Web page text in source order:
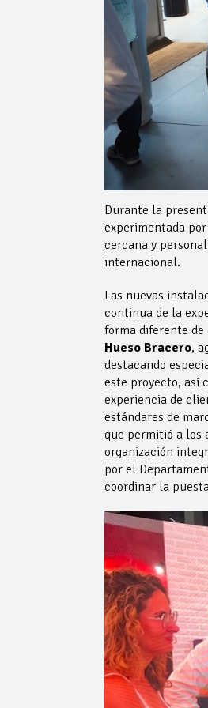
Durante la
experimentada
cercana y
internacional.
Las nuevas
continua de la
forma diferente de
Hueso Bracero,
destacando
este proyecto, así
experiencia de
estándares de
que permitió a los
organización
por el
coordinar la